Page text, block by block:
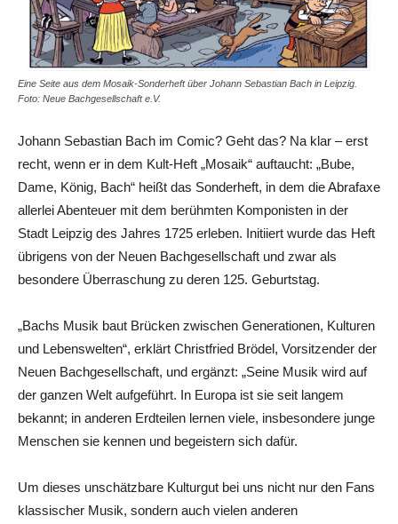
Eine Seite aus dem Mosaik-Sonderheft über Johann Sebastian Bach in Leipzig.
Foto: Neue Bachgesellschaft e.V.
Johann Sebastian Bach im Comic? Geht das? Na klar – erst
recht, wenn er in dem Kult-Heft „Mosaik“ auftaucht: „Bube,
Dame, König, Bach“ heißt das Sonderheft, in dem die Abrafaxe
allerlei Abenteuer mit dem berühmten Komponisten in der
Stadt Leipzig des Jahres 1725 erleben. Initiiert wurde das Heft
übrigens von der Neuen Bachgesellschaft und zwar als
besondere Überraschung zu deren 125. Geburtstag.
„Bachs Musik baut Brücken zwischen Generationen, Kulturen
und Lebenswelten“, erklärt Christfried Brödel, Vorsitzender der
Neuen Bachgesellschaft, und ergänzt: „Seine Musik wird auf
der ganzen Welt aufgeführt. In Europa ist sie seit langem
bekannt; in anderen Erdteilen lernen viele, insbesondere junge
Menschen sie kennen und begeistern sich dafür.
Um dieses unschätzbare Kulturgut bei uns nicht nur den Fans
klassischer Musik, sondern auch vielen anderen